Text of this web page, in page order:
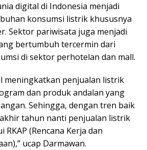
digital di Indonesia menjadi
konsumsi listrik khususnya
Sektor pariwisata juga menjadi
bertumbuh tercermin dari
di sektor perhotelan dan mall.
meningkatkan penjualan listrik
dan produk andalan yang
Sehingga, dengan tren baik
tahun nanti penjualan listrik
RKAP (Rencana Kerja dan
ucap Darmawan.